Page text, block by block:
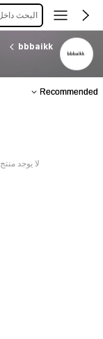
البحث
bbbaikk
Recommended
لا يوجد